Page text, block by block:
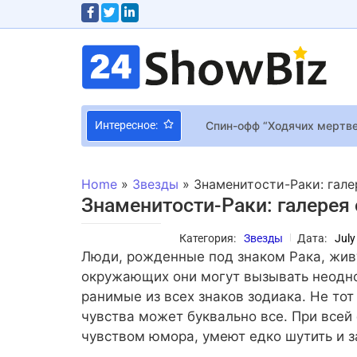
Интересное:
Спин-офф “Ходячих
Capcom может
Remedy не
Три новых
Геймдиректор
Гильдия авторов
Николас Кейдж не
В новом патче
Microsoft
Home » Звезды » Знаменитости-Раки:
Знаменитости-Раки: галерея
Категория: Звезды Дата: July
Люди, рожденные под знаком Рака,
окружающих они могут вызывать
ранимые из всех знаков зодиака. Не
чувства может буквально все. При
чувством юмора, умеют едко шутить и